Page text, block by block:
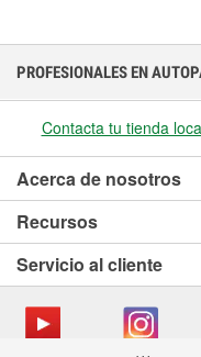
PROFESIONALES EN
Contacta tu tienda
Acerca de nosotros
Recursos
Servicio al cliente